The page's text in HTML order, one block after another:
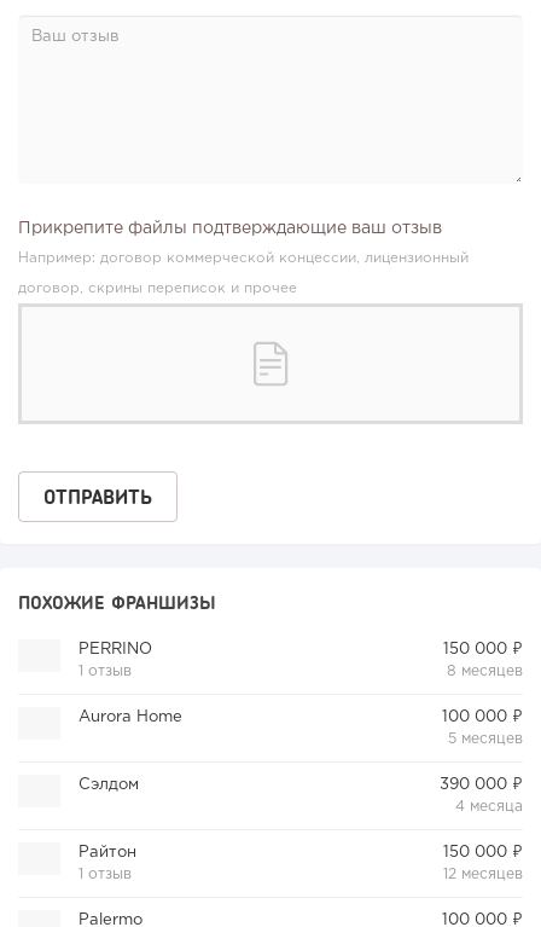
Прикрепите файлы подтверждающие ваш отзыв
Например: договор коммерческой концессии, лицензионный
договор, скрины переписок и прочее
ПОХОЖИЕ ФРАНШИЗЫ
PERRINO
1 отзыв
150 000 ₽
8 месяцев
Aurora Home
100 000 ₽
5 месяцев
​​Сэлдом
390 000 ₽
4 месяца
Райтон
1 отзыв
150 000 ₽
12 месяцев
Palermo
100 000 ₽